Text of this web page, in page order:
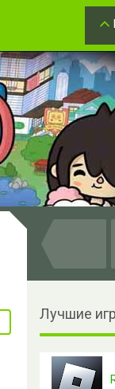
Лучшие